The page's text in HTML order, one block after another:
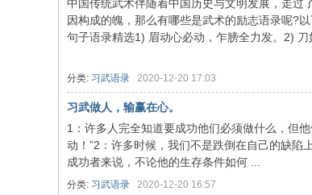
中国传统武术伴随着中国历史与文明发展，走过
因构成的魄，那么有哪些是武术的励志语录呢?
句子语录精选1) 眉动心必动，乍膀全力发。2)
分类: 习武语录 2020-12-20 17:03
习武做人，输赢在心。
1：许多人完全知道要成功他们必须做什么，但
动！”2：许多时候，我们不是跌倒在自己的缺
成功者来说，不论他的生存条件如何 ...
分类: 习武语录 2020-12-20 16:57